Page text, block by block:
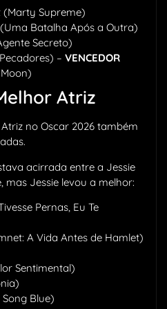
(Marty Supreme)
Batalha Após a Outra)
Secreto)
– VENCEDOR
Atriz
no Oscar 2026 também
acirrada entre a Jessie
mas Jessie levou a melhor:
Pernas, Eu Te
A Vida Antes de Hamlet)
Sentimental)
Blue)